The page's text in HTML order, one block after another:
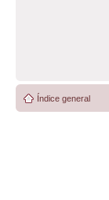
Índice general